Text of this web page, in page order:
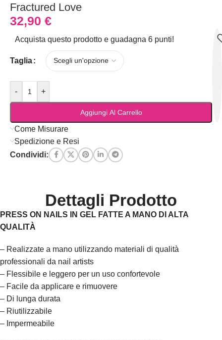
Fractured Love
32,90 €
Acquista questo prodotto e guadagna 6 punti!
Taglia
- +
Aggiungi Al Carrello
Come Misurare
Spedizione e Resi
Condividi:
Dettagli Prodotto
PRESS ON NAILS IN GEL FATTE A MANO DI ALTA
QUALITÀ
– Realizzate a mano utilizzando materiali di qualità
professionali da nail artists
– Flessibile e leggero per un uso confortevole
– Facile da applicare e rimuovere
– Di lunga durata
– Riutilizzabile
– Impermeabile